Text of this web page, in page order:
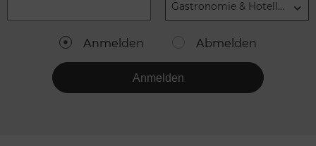
Gastronomie & Hotellerie
Anmelden Abmelden
Anmelden